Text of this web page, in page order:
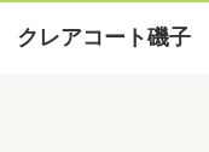
クレアコート磯子